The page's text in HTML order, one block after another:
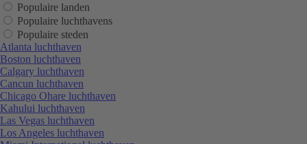
Populaire landen
Populaire luchthavens
Populaire steden
Atlanta luchthaven
Boston luchthaven
Calgary luchthaven
Cancun luchthaven
Chicago Ohare luchthaven
Kahului luchthaven
Las Vegas luchthaven
Los Angeles luchthaven